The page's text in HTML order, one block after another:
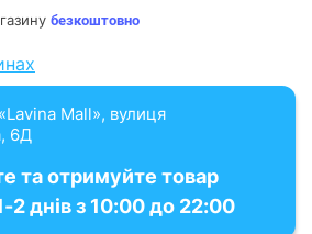
безкоштовно
Mall», вулиця
6Д
та отримуйте товар
2 днів з 10:00 до 22:00